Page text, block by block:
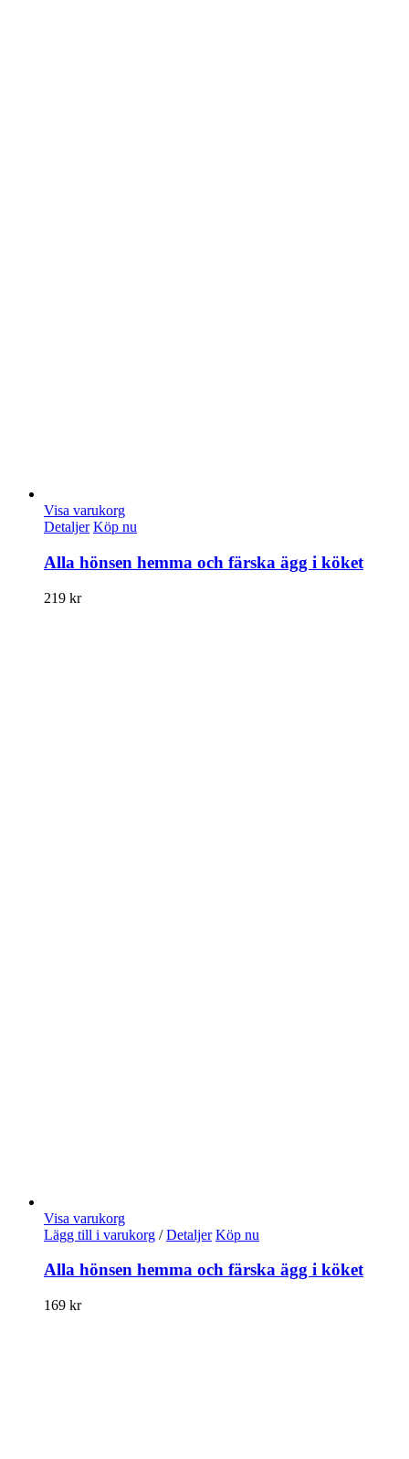
Visa varukorg
Detaljer Köp nu
Alla hönsen hemma och färska ägg i köket
219 kr
Visa varukorg
Lägg till i varukorg / Detaljer Köp nu
Alla hönsen hemma och färska ägg i köket
169 kr